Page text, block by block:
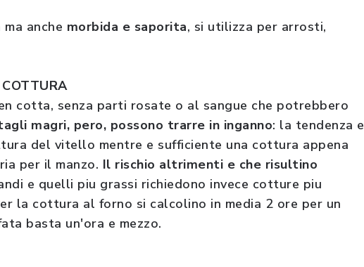
anche morbida e saporita, si utilizza per arrosti,
COTTURA
cotta, senza parti rosate o al sangue che potrebbero
magri, pero, possono trarre in inganno: la tendenza e
del vitello mentre e sufficiente una cottura appena
per il manzo. Il rischio altrimenti e che risultino
e quelli piu grassi richiedono invece cotture piu
la cottura al forno si calcolino in media 2 ore per un
basta un'ora e mezzo.